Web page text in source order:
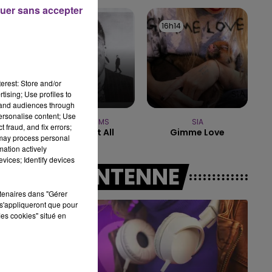
19h15 - 20h00
LA RADIO POP
TEDDY SWIMS
Mr Know It All
16h14
16h14
SIA
Gimme Love
A L'ANTENNE
Store and/or
Use profiles to
audiences through
content; Use
fraud, and fix errors;
process personal
actively
Identify devices
dans "Gérer
que pour
cookies" situé en
sans accepter